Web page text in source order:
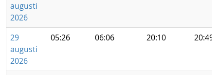
augusti
2026
29
augusti
2026
05:26 06:06 20:10 20:49